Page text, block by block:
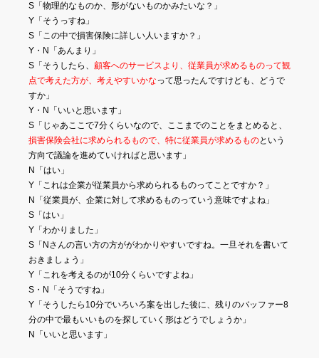
S「物理的なものか、形がないものかみたいな？」
Y「そうっすね」
S「この中で損害保険に詳しい人いますか？」
Y・N「あんまり」
S「そうしたら、 顧客へのサービスより、従業員が求めるものって観
点で考えた方が、考えやすいかなって思ったんですけども、どうで
すか」
Y・N「いいと思います」
S「じゃあここで7分くらいなので、ここまでのことをまとめると、
損害保険会社に求められるもので、特に従業員が求めるものという
方向で議論を進めていければと思います」
N「はい」
Y「これは企業が従業員から求められるものってことですか？」
N「従業員が、企業に対して求めるものっていう意味ですよね」
S「はい」
Y「わかりました」
S「Nさんの言い方の方ががわかりやすいですね。一旦それを書いて
おきましょう」
Y「これを考えるのが10分くらいですよね」
S・N「そうですね」
Y「そうしたら10分でいろいろ案を出した後に、残りのバッファー8
分の中で最もいいものを探していく形はどうでしょうか」
N「いいと思います」